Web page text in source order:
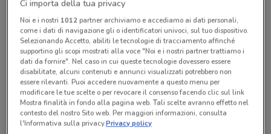
Chiama il negozio
Lunedì n.d.
Martedì n.d.
Mercoledì n.d.
Giovedì n.d.
Venerdì n.d.
Sabato n.d.
Domenica n.d.
060060
Agenzia 3 Di Ancona
Ci importa della tua privacy
Noi e i nostri 1012partner archiviamo e accediamo ai dati personali,
come i dati di navigazione gli o identificatori univoci, sul tuo dispositivo.
Selezionando Accetto, abiliti le tecnologie di tracciamento affinché
supportino gli scopi mostrati alla voce "Noi e i nostri partner trattiamo i
dati da fornire". Nel caso in cui queste tecnologie dovessero essere
disabilitate, alcuni contenuti e annunci visualizzati potrebbero non
essere rilevanti. Puoi accedere nuovamente a questo menu per
modificare le tue scelte o per revocare il consenso facendo clic sul link
Mostra finalità in fondo alla pagina web. Tali scelte avranno effetto nel
contesto del nostro Sito web. Per maggiori informazioni, consulta
l'Informativa sulla privacy.Privacy policy